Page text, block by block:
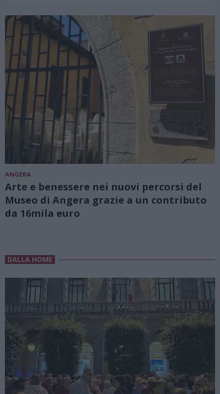
ANGERA
Arte e benessere nei nuovi percorsi del
Museo di Angera grazie a un contributo
da 16mila euro
DALLA HOME